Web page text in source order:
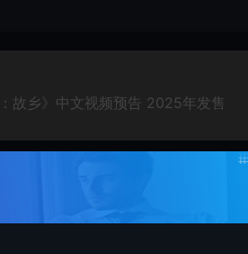
：故乡》中文视频预告 2025年发售